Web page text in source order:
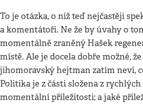
To je otázka, o níž teď nejčastěji
a komentátoři. Ne že by úvahy o
momentálně zraněný Hašek
místě. Ale je docela dobře možné,
jihomoravský hejtman zatím neví,
Politika je z části složena z
momentální příležitosti; a jaké